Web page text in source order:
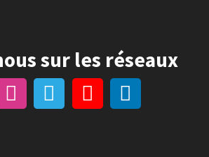
sur les réseaux